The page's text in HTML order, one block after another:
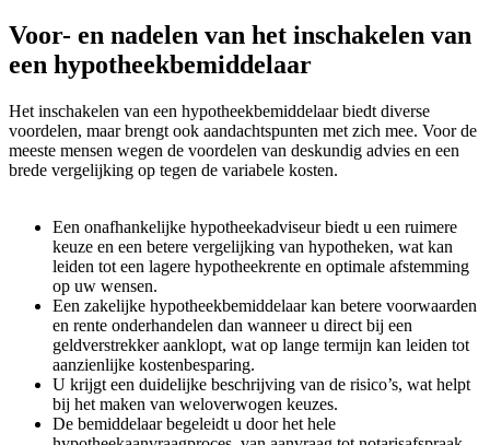
Voor- en nadelen van het inschakelen van
een hypotheekbemiddelaar
Het inschakelen van een hypotheekbemiddelaar biedt diverse
voordelen, maar brengt ook aandachtspunten met zich mee. Voor de
meeste mensen wegen de voordelen van deskundig advies en een
brede vergelijking op tegen de variabele kosten.
Een onafhankelijke hypotheekadviseur biedt u een ruimere
keuze en een betere vergelijking van hypotheken, wat kan
leiden tot een lagere hypotheekrente en optimale afstemming
op uw wensen.
Een zakelijke hypotheekbemiddelaar kan betere voorwaarden
en rente onderhandelen dan wanneer u direct bij een
geldverstrekker aanklopt, wat op lange termijn kan leiden tot
aanzienlijke kostenbesparing.
U krijgt een duidelijke beschrijving van de risico’s, wat helpt
bij het maken van weloverwogen keuzes.
De bemiddelaar begeleidt u door het hele